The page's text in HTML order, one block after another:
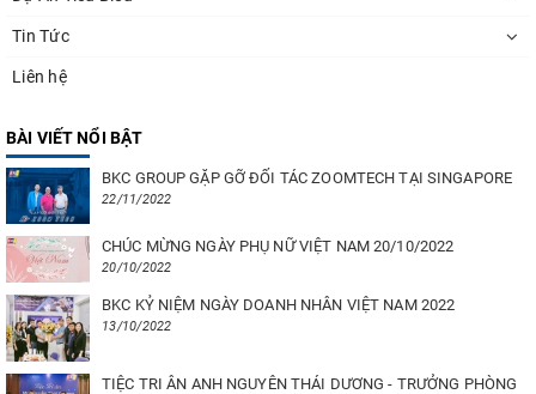
Tin Tức
Liên hệ
BÀI VIẾT NỔI BẬT
BKC GROUP GẶP GỠ ĐỐI TÁC ZOOMTECH TẠI SINGAPORE
22/11/2022
CHÚC MỪNG NGÀY PHỤ NỮ VIỆT NAM 20/10/2022
20/10/2022
BKC KỶ NIỆM NGÀY DOANH NHÂN VIỆT NAM 2022
13/10/2022
TIỆC TRI ÂN ANH NGUYÊN THÁI DƯƠNG - TRƯỞNG PHÒNG